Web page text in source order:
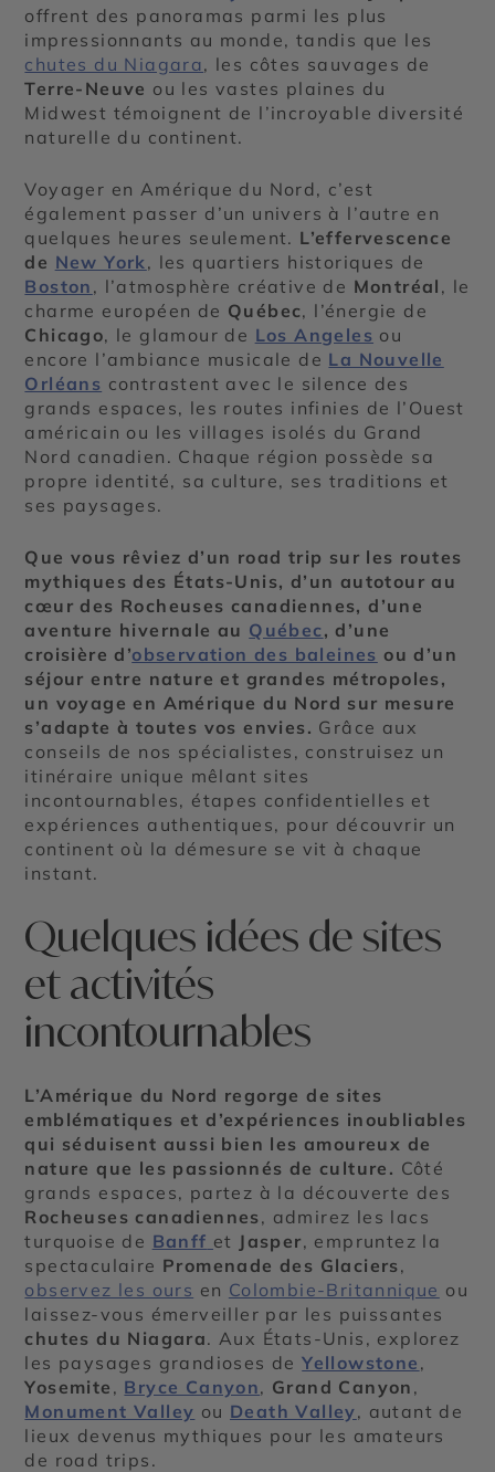
offrent des panoramas parmi les plus
impressionnants au monde, tandis que les
chutes du Niagara, les côtes sauvages de
Terre-Neuve ou les vastes plaines du
Midwest témoignent de l’incroyable diversité
naturelle du continent.
Voyager en Amérique du Nord, c’est
également passer d’un univers à l’autre en
quelques heures seulement. L’effervescence
de New York , les quartiers historiques de
Boston , l’atmosphère créative de Montréal , le
charme européen de Québec, l’énergie de
Chicago, le glamour de Los Angeles ou
encore l’ambiance musicale de La Nouvelle
Orléans contrastent avec le silence des
grands espaces, les routes infinies de l’Ouest
américain ou les villages isolés du Grand
Nord canadien. Chaque région possède sa
propre identité, sa culture, ses traditions et
ses paysages.
Que vous rêviez d’un road trip sur les routes
mythiques des États-Unis, d’un autotour au
cœur des Rocheuses canadiennes, d’une
aventure hivernale au Québec , d’une
croisière d’observation des baleines ou d’un
séjour entre nature et grandes métropoles,
un voyage en Amérique du Nord sur mesure
s’adapte à toutes vos envies. Grâce aux
conseils de nos spécialistes, construisez un
itinéraire unique mêlant sites
incontournables, étapes confidentielles et
expériences authentiques, pour découvrir un
continent où la démesure se vit à chaque
instant.
Quelques idées de sites
et activités
incontournables
L’Amérique du Nord regorge de sites
emblématiques et d’expériences inoubliables
qui séduisent aussi bien les amoureux de
nature que les passionnés de culture. Côté
grands espaces, partez à la découverte des
Rocheuses canadiennes, admirez les lacs
turquoise de Banff et Jasper, empruntez la
spectaculaire Promenade des Glaciers,
observez les ours en Colombie-Britannique ou
laissez-vous émerveiller par les puissantes
chutes du Niagara. Aux États-Unis, explorez
les paysages grandioses deYellowstone ,
Yosemite , Bryce Canyon, Grand Canyon ,
Monument Valley ou Death Valley, autant de
lieux devenus mythiques pour les amateurs
de road trips.